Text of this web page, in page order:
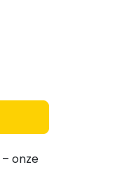
– onze